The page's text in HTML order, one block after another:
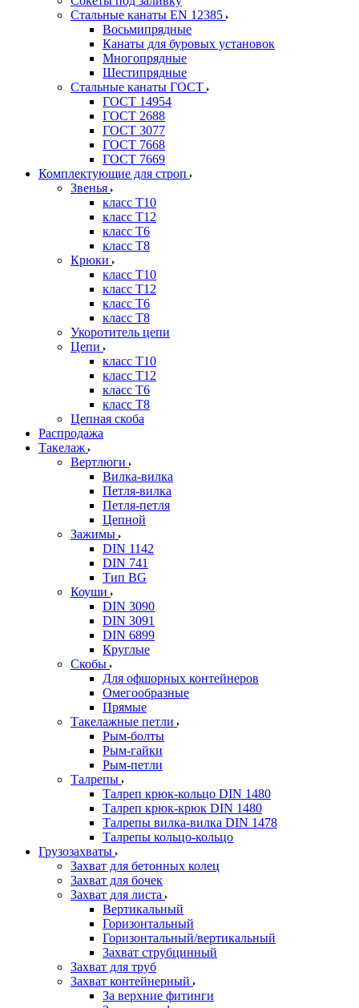
Стальные канаты EN 12385
Восьмипрядные
Канаты для буровых установок
Многопрядные
Шестипрядные
Стальные канаты ГОСТ
ГОСТ 14954
ГОСТ 2688
ГОСТ 3077
ГОСТ 7668
ГОСТ 7669
Комплектующие для строп
Звенья
класс Т10
класс Т12
класс Т6
класс Т8
Крюки
класс Т10
класс Т12
класс Т6
класс Т8
Укоротитель цепи
Цепи
класс Т10
класс Т12
класс Т6
класс Т8
Цепная скоба
Распродажа
Такелаж
Вертлюги
Вилка-вилка
Петля-вилка
Петля-петля
Цепной
Зажимы
DIN 1142
DIN 741
Тип BG
Коуши
DIN 3090
DIN 3091
DIN 6899
Круглые
Скобы
Для офшорных контейнеров
Омегообразные
Прямые
Такелажные петли
Рым-болты
Рым-гайки
Рым-петли
Талрепы
Талреп крюк-кольцо DIN 1480
Талреп крюк-крюк DIN 1480
Талрепы вилка-вилка DIN 1478
Талрепы кольцо-кольцо
Грузозахваты
Захват для бетонных колец
Захват для бочек
Захват для листа
Вертикальный
Горизонтальный
Горизонтальный/вертикальный
Захват струбцинный
Захват для труб
Захват контейнерный
За верхние фитинги